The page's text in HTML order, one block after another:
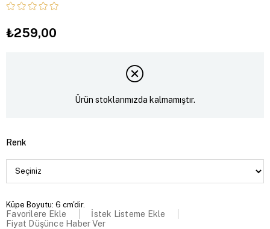
₺259,00
Ürün stoklarımızda kalmamıştır.
Renk
Küpe Boyutu: 6 cm'dir.
Favorilere Ekle
İstek Listeme Ekle
Fiyat Düşünce Haber Ver